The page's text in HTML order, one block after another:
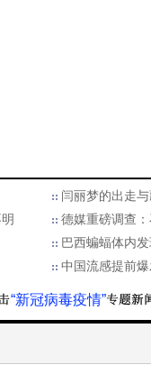
闫丽梦的出走
德媒重磅调查
巴西蝙蝠体内
中国流感提前
“新冠病毒疫情”